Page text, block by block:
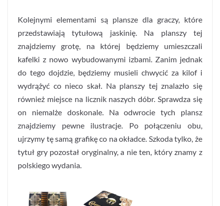
Kolejnymi elementami są plansze dla graczy, które
przedstawiają tytułową jaskinię. Na planszy tej
znajdziemy grotę, na której będziemy umieszczali
kafelki z nowo wybudowanymi izbami. Zanim jednak
do tego dojdzie, będziemy musieli chwycić za kilof i
wydrążyć co nieco skał. Na planszy tej znalazło się
również miejsce na licznik naszych dóbr. Sprawdza się
on niemalże doskonale. Na odwrocie tych plansz
znajdziemy pewne ilustracje. Po połączeniu obu,
ujrzymy tę samą grafikę co na okładce. Szkoda tylko, że
tytuł gry pozostał oryginalny, a nie ten, który znamy z
polskiego wydania.